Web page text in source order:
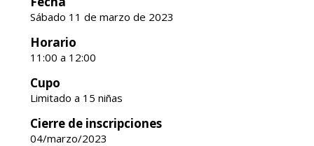
Sábado 11 de marzo de 2023
Horario
11:00 a 12:00
Cupo
Limitado a 15 niñas
Cierre de inscripciones
04/marzo/2023